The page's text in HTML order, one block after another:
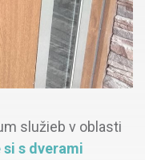
služieb v oblasti
s dverami